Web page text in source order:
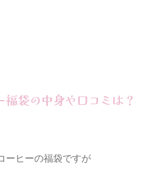
福袋の中身や口コミは？
ーヒーの福袋ですが